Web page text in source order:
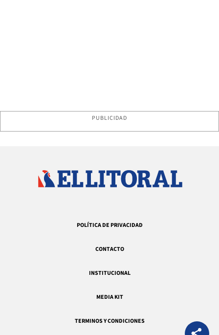
PUBLICIDAD
POLÍTICA DE PRIVACIDAD
CONTACTO
INSTITUCIONAL
MEDIA KIT
TERMINOS Y CONDICIONES